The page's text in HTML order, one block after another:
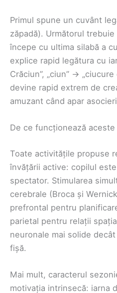
Primul spune un cuvânt
zăpadă). Următorul
începe cu ultima silabă a
explice rapid legătura cu
Crăciun”, „ciun” →
devine rapid extrem de
amuzant când apar
De ce funcționează aceste
Toate activitățile propuse
învățării active: copilul
spectator. Stimularea
cerebrale (Broca și
prefrontal pentru
parietal pentru relații
neuronale mai solide
fișă.
Mai mult, caracterul
motivația intrinsecă: iarna